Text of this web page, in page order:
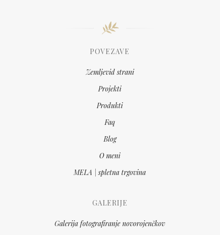
POVEZAVE
Zemljevid strani
Projekti
Produkti
Faq
Blog
O meni
MELA | spletna trgovina
GALERIJE
Galerija fotografiranje novorojenčkov